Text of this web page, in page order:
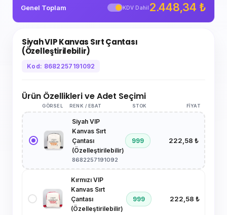
Genel Toplam KDV Dahil 2.448,34 ₺
Siyah VIP Kanvas Sırt Çantası
(Özelleştirilebilir)
Kod: 8682257191092
Ürün Özellikleri ve Adet Seçimi
GÖRSEL RENK / EBAT STOK FIYAT
Siyah VIP
Kanvas Sırt
Çantası
(Özelleştirilebilir)
8682257191092
999 222,58 ₺
Kırmızı VIP
Kanvas Sırt
Çantası
(Özelleştirilebilir)
999 222,58 ₺